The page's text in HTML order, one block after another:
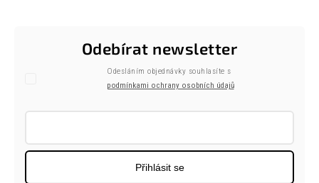
Odebírat newsletter
Odesláním objednávky souhlasíte s
podmínkami ochrany osobních údajů
Přihlásit se